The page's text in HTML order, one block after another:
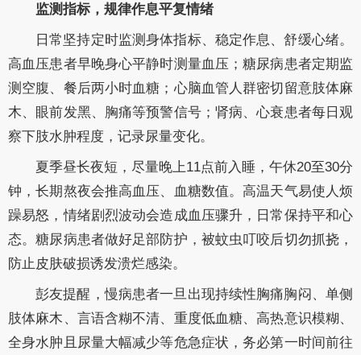
监测指标，规律作息平复情绪
日常坚持定时监测身体指标、稳定作息、舒缓心绪。
高血压患者早晚身心平静时测量血压；糖尿病患者定期监
测空腹、餐后两小时血糖；心脑血管人群密切留意肢体麻
木、眼前发黑、胸痛等预警信号；肾病、心衰患者每日观
察下肢水肿程度，记录尿量变化。
夏季昼长夜短，尽量晚上11点前入睡，午休20至30分
钟，长期熬夜会推高血压、血糖数值。高温天气易使人烦
躁易怒，情绪剧烈波动会造成血压骤升，日常保持平和心
态。糖尿病患者做好足部防护，被蚊虫叮咬后切勿抓挠，
防止皮肤破损诱发溃烂感染。
彭友提醒，慢病患者一旦出现持续性胸痛胸闷、单侧
肢体麻木、言语含糊不清、重度低血糖、高热意识模糊、
全身水肿且尿量大幅减少等危急症状，务必第一时间前往